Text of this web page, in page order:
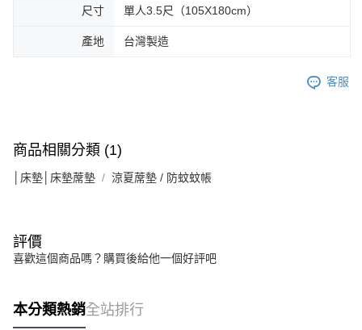
尺寸 單人3.5尺（105X180cm）
產地 台灣製造
客服
商品相關分類 (1)
│床墊│床墊蓆墊 涼夏蓆墊 / 防蚊蚊帳
評價
喜歡這個商品嗎？購買後給他一個好評吧
本分類熱銷全站排行